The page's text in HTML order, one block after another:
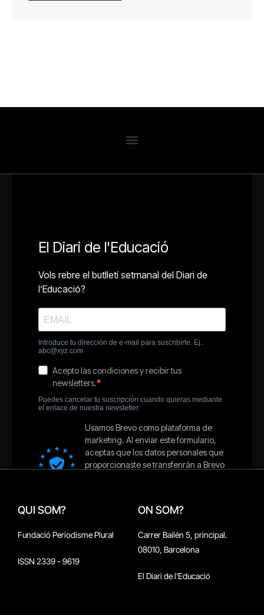
QUI SOM?
Fundació Periodisme Plural
ISSN 2339 - 9619
ON SOM?
Carrer Bailén 5, principal.
08010, Barcelona
El Diari de l'Educació